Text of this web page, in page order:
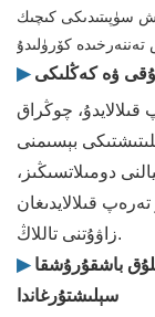
سۈپىتىدىكى كىچىك
▶ ۋە كەڭلىكى
چوڭراق
بېسىمنى
دومىلاتسىڭىز،
قىلالايدىغان
زاۋۇتنى تاللاڭ.
▶قولدا باشقۇرۇش بىلەن ئېلېكترونلۇق باشقۇرۇشقا
سېلىشتۇرغاندا